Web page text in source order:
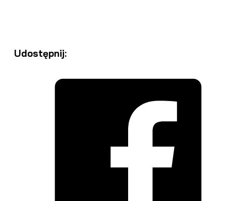
Udostępnij: